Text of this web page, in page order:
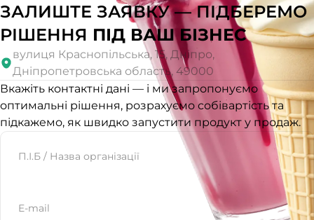
ЗАЛИШТЕ ЗАЯВКУ — ПІДБЕРЕМО
РІШЕННЯ ПІД ВАШ БІЗНЕС
вулиця Краснопільська, 15, Дніпро,
Дніпропетровська область, 49000
Вкажіть контактні дані — і ми запропонуємо
оптимальні рішення, розрахуємо собівартість та
підкажемо, як швидко запустити продукт у продаж.
П.І.Б / Назва організації
E-mail
Website